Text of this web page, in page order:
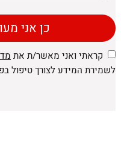
קראתי ואני מאשר/ת את
לשמירת המידע לצורך טיפול